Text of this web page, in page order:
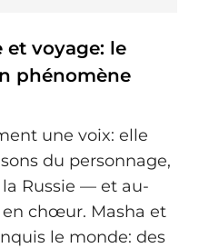
voyage: le
phénomène
une voix: elle
du personnage,
Russie — et au-
chœur. Masha et
le monde: des